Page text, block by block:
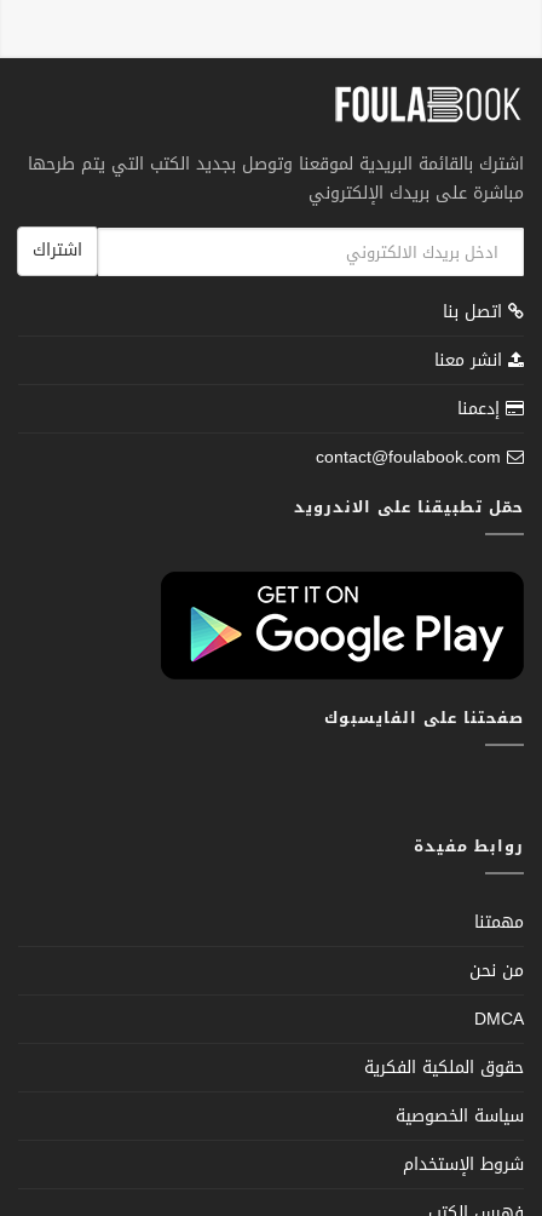
اشترك بالقائمة البريدية لموقعنا وتوصل بجديد الكتب التي يتم طرحها
مباشرة على بريدك الإلكتروني
اشتراك
اتصل بنا
انشر معنا
إدعمنا
contact@foulabook.com
حمّل تطبيقنا على الاندرويد
صفحتنا على الفايسبوك
روابط مفيدة
مهمتنا
من نحن
DMCA
حقوق الملكية الفكرية
سياسة الخصوصية
شروط الإستخدام